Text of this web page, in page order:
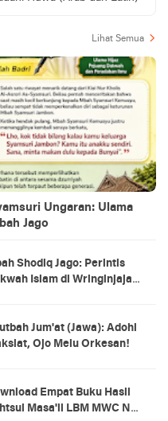
Lihat Semua
Ungaran: Ulama
Jago
Shodiq Jago: Perintis
Islam di Wringinjajar,
Jum'at (Jawa): Adohi
Ojo Melu Orkesan!
Empat Buku Hasil
Masa'il LBM MWC NU